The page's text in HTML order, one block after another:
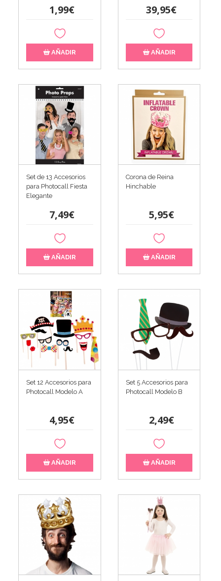
1,99€
AÑADIR
39,95€
AÑADIR
Set de 13 Accesorios
para Photocall Fiesta
Elegante
7,49€
AÑADIR
Corona de Reina
Hinchable
5,95€
AÑADIR
Set 12 Accesorios para
Photocall Modelo A
4,95€
AÑADIR
Set 5 Accesorios para
Photocall Modelo B
2,49€
AÑADIR